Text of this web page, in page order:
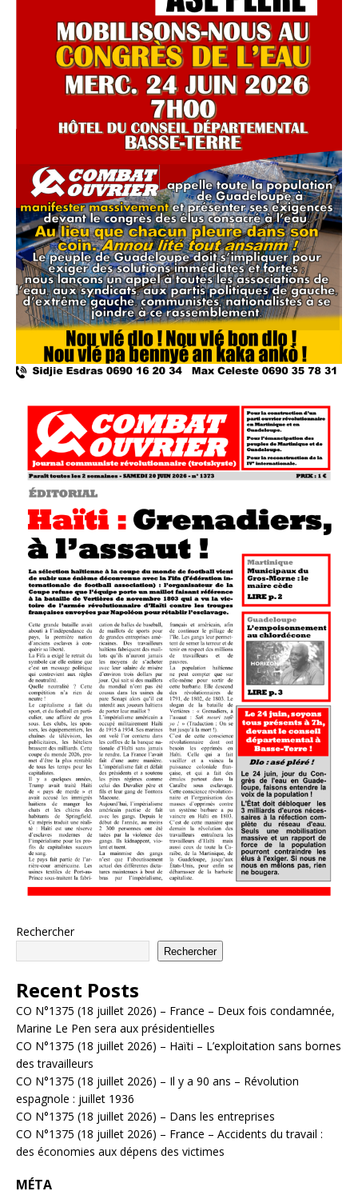
Rechercher
Rechercher
Recent Posts
CO N°1375 (18 juillet 2026) – France – Deux fois condamnée,
Marine Le Pen sera aux présidentielles
CO N°1375 (18 juillet 2026) – Haïti – L’exploitation sans bornes
des travailleurs
CO N°1375 (18 juillet 2026) – Il y a 90 ans – Révolution
espagnole : juillet 1936
CO N°1375 (18 juillet 2026) – Dans les entreprises
CO N°1375 (18 juillet 2026) – France – Accidents du travail :
des économies aux dépens des victimes
MÉTA